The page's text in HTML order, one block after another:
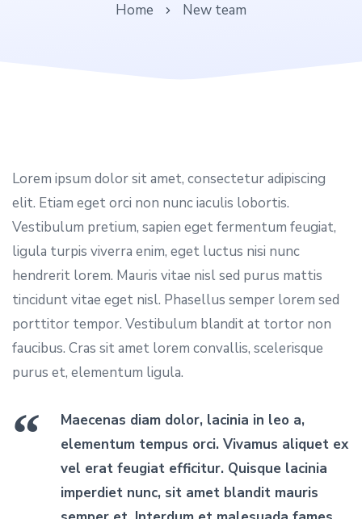
Home New team
Lorem ipsum dolor sit amet, consectetur adipiscing
elit. Etiam eget orci non nunc iaculis lobortis.
Vestibulum pretium, sapien eget fermentum feugiat,
ligula turpis viverra enim, eget luctus nisi nunc
hendrerit lorem. Mauris vitae nisl sed purus mattis
tincidunt vitae eget nisl. Phasellus semper lorem sed
porttitor tempor. Vestibulum blandit at tortor non
faucibus. Cras sit amet lorem convallis, scelerisque
purus et, elementum ligula.
Maecenas diam dolor, lacinia in leo a,
elementum tempus orci. Vivamus aliquet ex
vel erat feugiat efficitur. Quisque lacinia
imperdiet nunc, sit amet blandit mauris